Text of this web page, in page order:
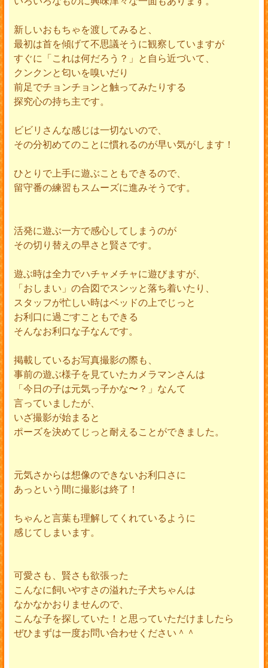
新しいおもちゃを渡してみると、
最初は首を傾げて不思議そうに観察していますが
すぐに「これは何だろう？」と自ら近づいて、
クンクンと匂いを嗅いだり
前足でチョンチョンと触ってみたりする
探究心の持ち主です。
ビビリさんな感じは一切ないので、
その分初めてのことに慣れるのが早い気がします！
ひとりで上手に遊ぶこともできるので、
留守番の練習もスムーズに進みそうです。
活発に遊ぶ一方で感心してしまうのが
その切り替えの早さと賢さです。
遊ぶ時は全力でハチャメチャに遊びますが、
「おしまい」の合図でスンッと落ち着いたり、
スタッフが忙しい時はベッドの上でじっと
お利口に過ごすこともできる
そんなお利口な子なんです。
掲載しているお写真撮影の際も、
事前の遊ぶ様子を見ていたカメラマンさんは
「今日の子は元気っ子かな〜？」なんて
言っていましたが、
いざ撮影が始まると
ポーズを決めてじっと耐えることができました。
元気さからは想像のできないお利口さに
あっという間に撮影は終了！
ちゃんと言葉も理解してくれているように
感じてしまいます。
可愛さも、賢さも欲張った
こんなに飼いやすさの溢れた子犬ちゃんは
なかなかおりませんので、
こんな子を探していた！と思っていただけましたら
ぜひまずは一度お問い合わせください＾＾